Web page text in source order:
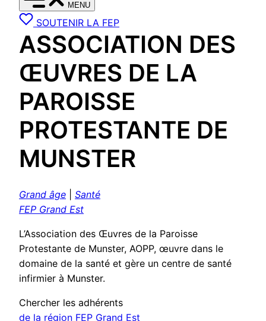
MENU
SOUTENIR LA FEP
ASSOCIATION DES
ŒUVRES DE LA
PAROISSE
PROTESTANTE DE
MUNSTER
Grand âge
Santé
FEP Grand Est
L’Association des Œuvres de la Paroisse
Protestante de Munster, AOPP, œuvre dans le
domaine de la santé et gère un centre de santé
infirmier à Munster.
Chercher les adhérents
de la région FEP Grand Est